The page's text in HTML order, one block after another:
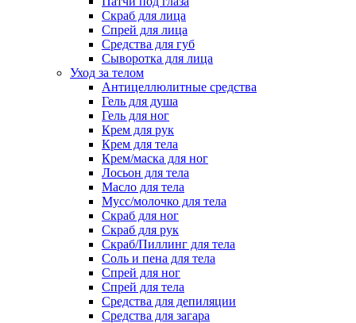
Скраб для лица
Спрей для лица
Средства для губ
Сыворотка для лица
Уход за телом
Антицеллюлитные средства
Гель для душа
Гель для ног
Крем для рук
Крем для тела
Крем/маска для ног
Лосьон для тела
Масло для тела
Мусс/молочко для тела
Скраб для ног
Скраб для рук
Скраб/Пиллинг для тела
Соль и пена для тела
Спрей для ног
Спрей для тела
Средства для депиляции
Средства для загара